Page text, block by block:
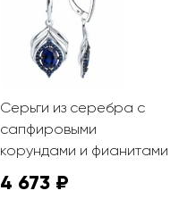
Серьги из серебра с
сапфировыми
корундами и фианитами
4 673 ₽